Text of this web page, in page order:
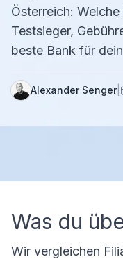
Österreich:
Testsieger,
beste Bank für
Alexander Senger|
Was du
Wir vergleichen